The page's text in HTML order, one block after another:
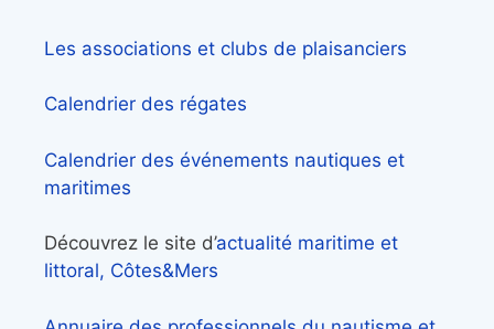
Les associations et clubs de plaisanciers
Calendrier des régates
Calendrier des événements nautiques et
maritimes
Découvrez le site d’actualité maritime et
littoral, Côtes&Mers